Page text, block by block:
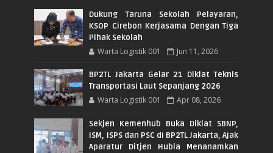
Dukung Taruna Sekolah Pelayaran,
KSOP Cirebon Kerjasama Dengan Tiga
Pihak Sekolah
Warta Logistik 001 Jun 11, 2026
BP2TL Jakarta Gelar 21 Diklat Teknis
Transportasi Laut Sepanjang 2026
Warta Logistik 001 Apr 08, 2026
Sekjen Kemenhub Buka Diklat SBNP,
ISM, ISPS dan PSC di BP2TL Jakarta, Ajak
Aparatur Ditjen Hubla Menanamkan